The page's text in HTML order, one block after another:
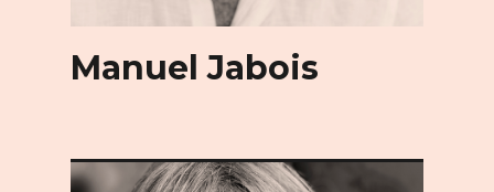
Manuel Jabois